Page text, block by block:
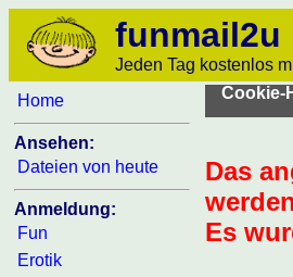
funmail2u
Jeden Tag kostenlos
Home
Ansehen:
Dateien von heute
Anmeldung:
Fun
Erotik
Cookie-
Das
Es